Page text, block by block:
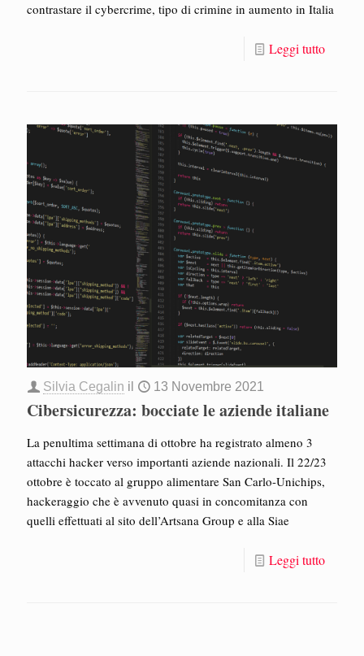
contrastare il cybercrime, tipo di crimine in aumento in Italia
Leggi tutto
Silvia Cegalin il 13 Novembre 2021
Cibersicurezza: bocciate le aziende italiane
La penultima settimana di ottobre ha registrato almeno 3
attacchi hacker verso importanti aziende nazionali. Il 22/23
ottobre è toccato al gruppo alimentare San Carlo-Unichips,
hackeraggio che è avvenuto quasi in concomitanza con
quelli effettuati al sito dell’Artsana Group e alla Siae
Leggi tutto